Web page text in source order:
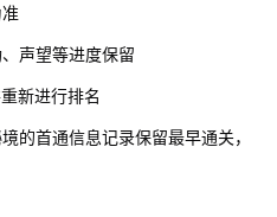
声望等进度保留
新进行排名
的首通信息记录保留最早通关，